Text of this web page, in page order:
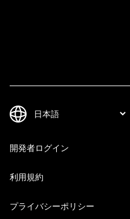
開発者ログイン
利用規約
プライバシーポリシー